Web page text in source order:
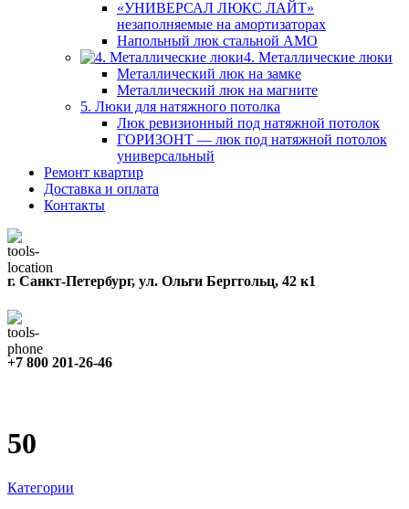
«УНИВЕРСАЛ ЛЮКС ЛАЙТ»
незаполняемые на амортизаторах
Напольный люк стальной АМО
4. Металлические люки
Металлический люк на замке
Металлический люк на магните
5. Люки для натяжного потолка
Люк ревизионный под натяжной потолок
ГОРИЗОНТ — люк под натяжной потолок
универсальный
Ремонт квартир
Доставка и оплата
Контакты
г. Санкт-Петербург, ул. Ольги Берггольц, 42 к1
+7 800 201-26-46
50
Категории